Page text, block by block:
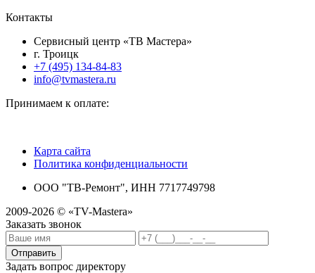
Контакты
Сервисный центр «ТВ Мастера»
г. Троицк
+7 (495) 134-84-83
info@tvmastera.ru
Принимаем к оплате:
Карта сайта
Политика конфиденциальности
ООО "ТВ-Ремонт", ИНН 7717749798
2009-2026 © «TV-Mastera»
Заказать звонок
Отправить
Задать вопрос директору